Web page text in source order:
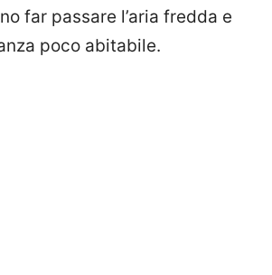
far passare l’aria fredda e
poco abitabile.